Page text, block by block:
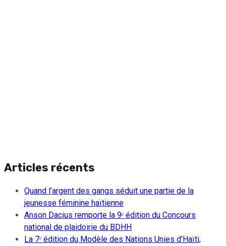
Articles récents
Quand l’argent des gangs séduit une partie de la
jeunesse féminine haïtienne
Anson Dacius remporte la 9ᵉ édition du Concours
national de plaidoirie du BDHH
La 7ᵉ édition du Modèle des Nations Unies d’Haïti,